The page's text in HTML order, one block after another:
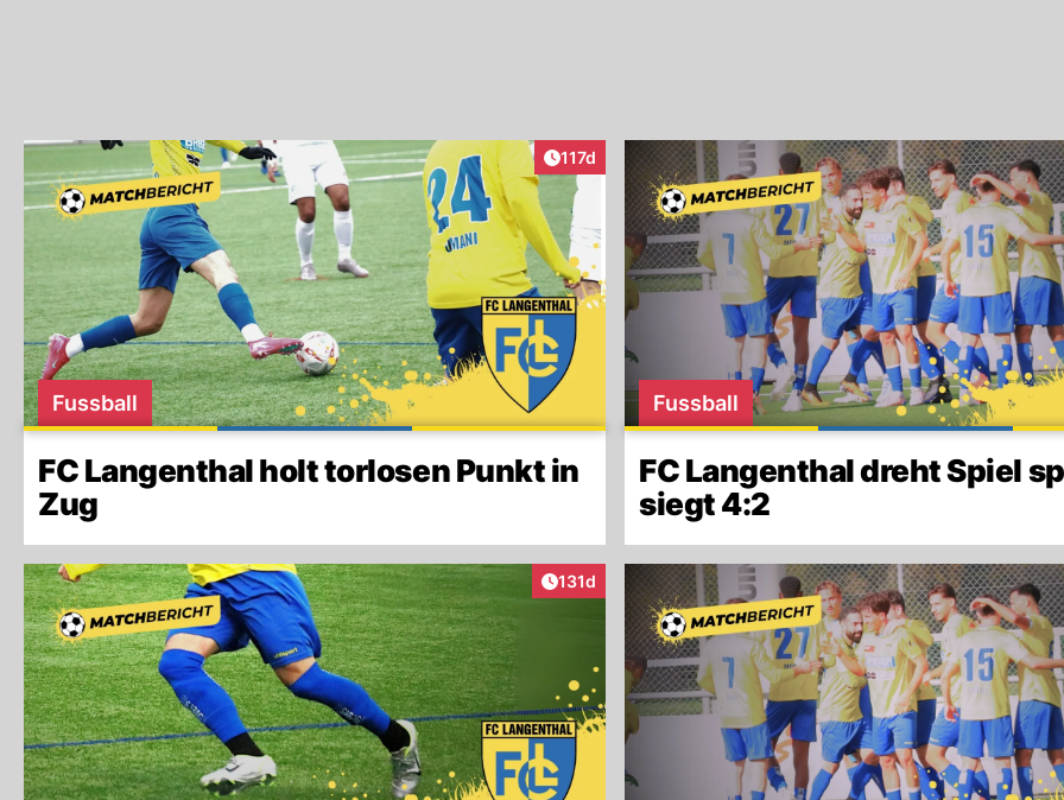
Artikel veröffentlicht:
117d
Fussball
FC Langenthal holt torlosen Punkt in
Zug
Fussball
FC Langenthal dreht Spiel
siegt 4:2
Artikel veröffentlicht:
131d